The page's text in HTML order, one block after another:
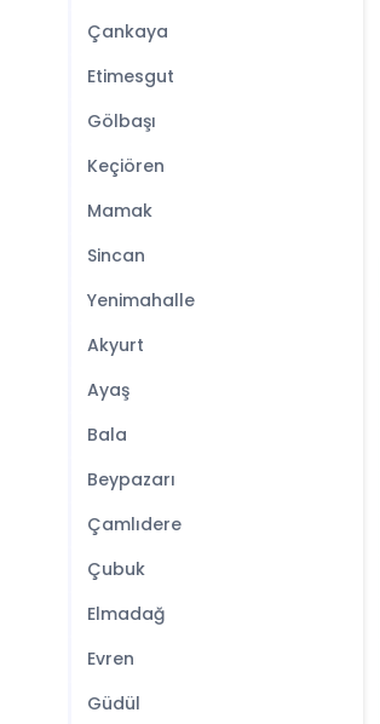
Çankaya
Etimesgut
Gölbaşı
Keçiören
Mamak
Sincan
Yenimahalle
Akyurt
Ayaş
Bala
Beypazarı
Çamlıdere
Çubuk
Elmadağ
Evren
Güdül